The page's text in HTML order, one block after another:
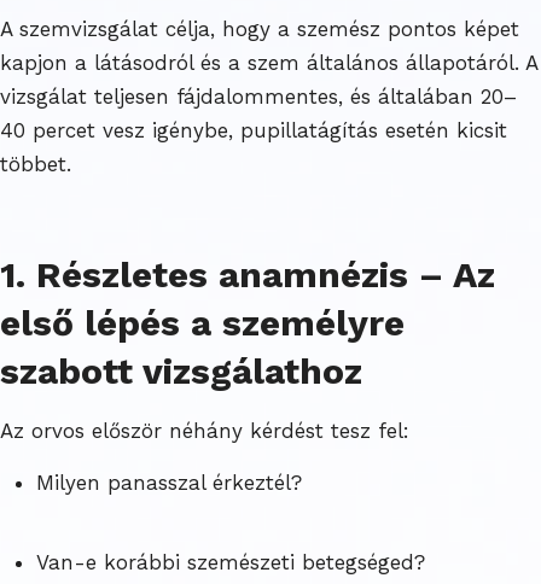
A szemvizsgálat célja, hogy a szemész pontos képet
kapjon a látásodról és a szem általános állapotáról. A
vizsgálat teljesen fájdalommentes, és általában 20–
40 percet vesz igénybe, pupillatágítás esetén kicsit
többet.
1. Részletes anamnézis – Az
első lépés a személyre
szabott vizsgálathoz
Az orvos először néhány kérdést tesz fel:
Milyen panasszal érkeztél?
Van-e korábbi szemészeti betegséged?